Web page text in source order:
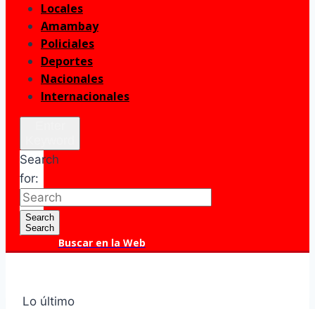
Locales
Amambay
Policiales
Deportes
Nacionales
Internacionales
Search
for:
Search
Search
Buscar en la Web
Lo último